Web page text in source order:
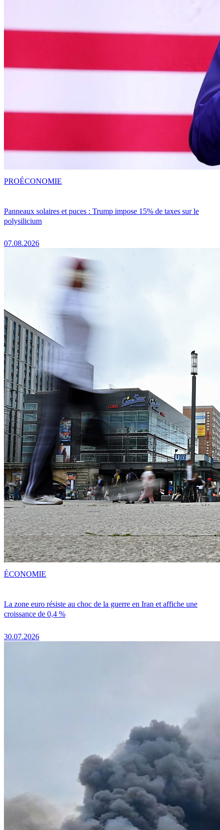
Panneaux solaires et puces : Trump impose 15% de taxes sur le
polysilicium
07.08.2026
PROÉCONOMIE
La zone euro résiste au choc de la guerre en Iran et affiche une
croissance de 0,4 %
30.07.2026
ÉCONOMIE